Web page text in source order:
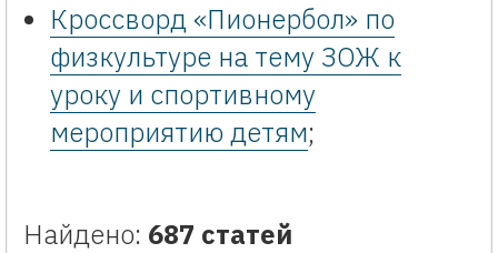
Кроссворд «Пионербол» по
физкультуре на тему ЗОЖ к
уроку и спортивному
мероприятию детям;
Найдено: 687 статей